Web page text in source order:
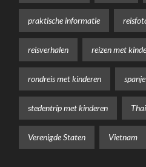
praktische informatie
reisverhalen reizen met
rondreis met kinderen spanje
stedentrip met kinderen
Verenigde Staten Vietnam